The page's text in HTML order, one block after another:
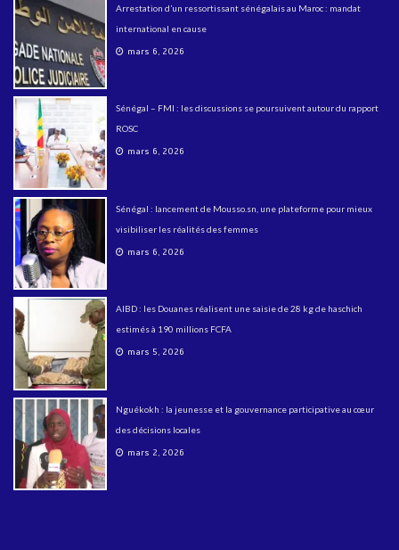
Arrestation d’un ressortissant sénégalais au Maroc : mandat
international en cause
mars 6, 2026
Sénégal – FMI : les discussions se poursuivent autour du rapport
ROSC
mars 6, 2026
Sénégal : lancement de Mousso.sn, une plateforme pour mieux
visibiliser les réalités des femmes
mars 6, 2026
AIBD : les Douanes réalisent une saisie de 28 kg de haschich
estimés à 190 millions FCFA
mars 5, 2026
Nguékokh : la jeunesse et la gouvernance participative au cœur
des décisions locales
mars 2, 2026